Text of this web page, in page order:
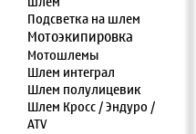
Подсветка на шлем
Мотоэкипировка
Мотошлемы
Шлем интеграл
Шлем полулицевик
Шлем Кросс / Эндуро /
ATV